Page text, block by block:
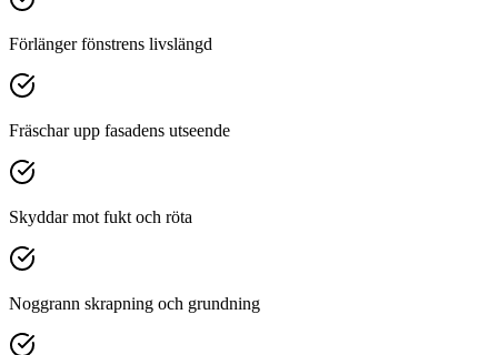
Förlänger fönstrens livslängd
Fräschar upp fasadens utseende
Skyddar mot fukt och röta
Noggrann skrapning och grundning